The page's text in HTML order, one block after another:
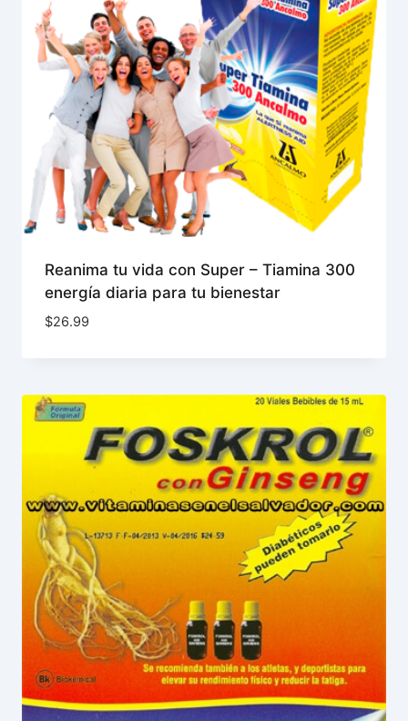
Reanima tu vida con Super – Tiamina 300
energía diaria para tu bienestar
$26.99